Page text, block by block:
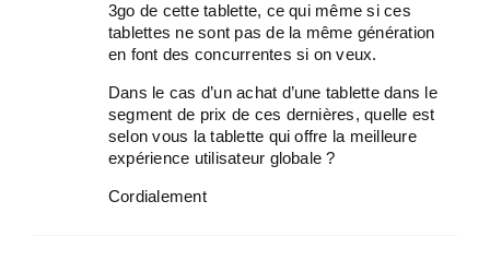
3go de cette tablette, ce qui même si ces
tablettes ne sont pas de la même génération
en font des concurrentes si on veux.
Dans le cas d’un achat d’une tablette dans le
segment de prix de ces dernières, quelle est
selon vous la tablette qui offre la meilleure
expérience utilisateur globale ?
Cordialement